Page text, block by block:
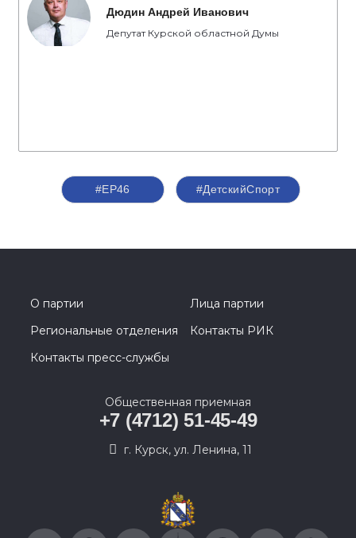
Дюдин Андрей Иванович
Депутат Курской областной Думы
#ЕР46 #ДетскийСпорт
О партии
Лица партии
Региональные отделения
Контакты РИК
Контакты пресс-службы
Общественная приемная
+7 (4712) 51-45-49
г. Курск, ул. Ленина, 11